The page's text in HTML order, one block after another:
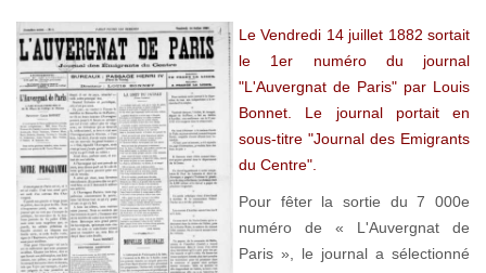
Le Vendredi 14 juillet 1882 sortait
le
1er numéro du journal
"L'Auvergnat de Paris" par Louis
Bonnet. Le journal portait en
sous-titre "Journal des Emigrants
du Centre".
Pour fêter la sortie du 7 000e
numéro de « L'Auvergnat de
Paris », le journal a sélectionné